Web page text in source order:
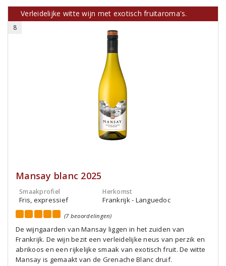
Verleidelijke witte wijn met exotisch fruitaroma's.
8
Mansay blanc 2025
Smaakprofiel
Fris, expressief
Herkomst
Frankrijk - Languedoc
(7 beoordelingen)
De wijngaarden van Mansay liggen in het zuiden van
Frankrijk. De wijn bezit een verleidelijke neus van perzik en
abrikoos en een rijkelijke smaak van exotisch fruit. De witte
Mansay is gemaakt van de Grenache Blanc druif.